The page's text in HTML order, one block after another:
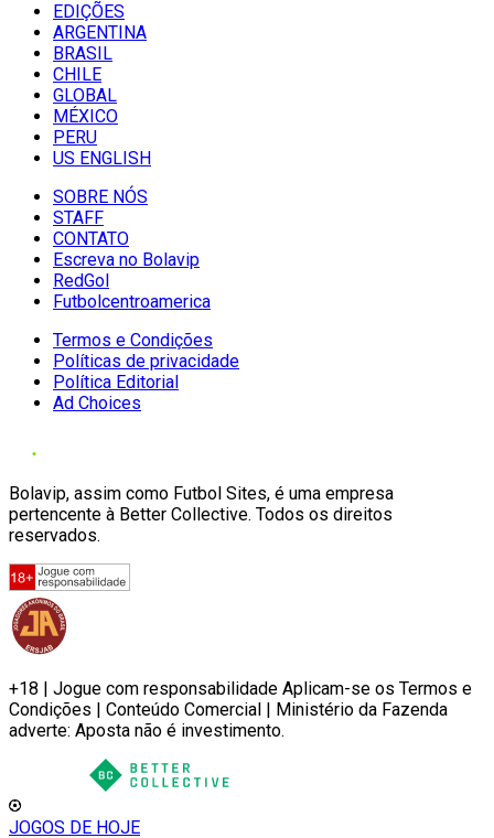
EDIÇÕES
ARGENTINA
BRASIL
CHILE
GLOBAL
MÉXICO
PERU
US ENGLISH
SOBRE NÓS
STAFF
CONTATO
Escreva no Bolavip
RedGol
Futbolcentroamerica
Termos e Condições
Políticas de privacidade
Política Editorial
Ad Choices
Bolavip, assim como Futbol Sites, é uma empresa
pertencente à Better Collective. Todos os direitos
reservados.
+18 | Jogue com responsabilidade Aplicam-se os Termos e
Condições | Conteúdo Comercial | Ministério da Fazenda
adverte: Aposta não é investimento.
JOGOS DE HOJE